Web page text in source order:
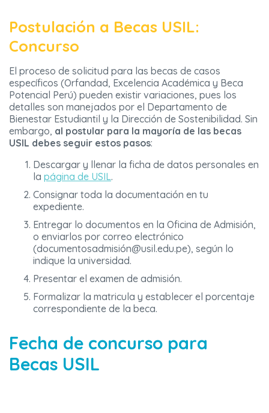
Postulación a Becas USIL:
Concurso
El proceso de solicitud para las becas de casos
específicos (Orfandad, Excelencia Académica y Beca
Potencial Perú) pueden existir variaciones, pues los
detalles son manejados por el Departamento de
Bienestar Estudiantil y la Dirección de Sostenibilidad. Sin
embargo, al postular para la mayoría de las becas
USIL debes seguir estos pasos:
Descargar y llenar la ficha de datos personales en
la página de USIL.
Consignar toda la documentación en tu
expediente.
Entregar lo documentos en la Oficina de Admisión,
o enviarlos por correo electrónico
(documentosadmisión@usil.edu.pe), según lo
indique la universidad.
Presentar el examen de admisión.
Formalizar la matricula y establecer el porcentaje
correspondiente de la beca.
Fecha de concurso para
Becas USIL